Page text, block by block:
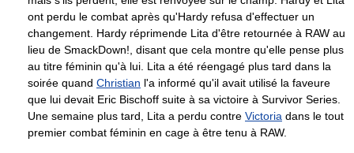
ont perdu le combat après qu'Hardy refusa d'effectuer un
changement. Hardy réprimende Lita d'être retournée à RAW au
lieu de SmackDown!, disant que cela montre qu'elle pense plus
au titre féminin qu'à lui. Lita a été réengagé plus tard dans la
soirée quand Christian l'a informé qu'il avait utilisé la faveure
que lui devait Eric Bischoff suite à sa victoire à Survivor Series.
Une semaine plus tard, Lita a perdu contre Victoria dans le tout
premier combat féminin en cage à être tenu à RAW.